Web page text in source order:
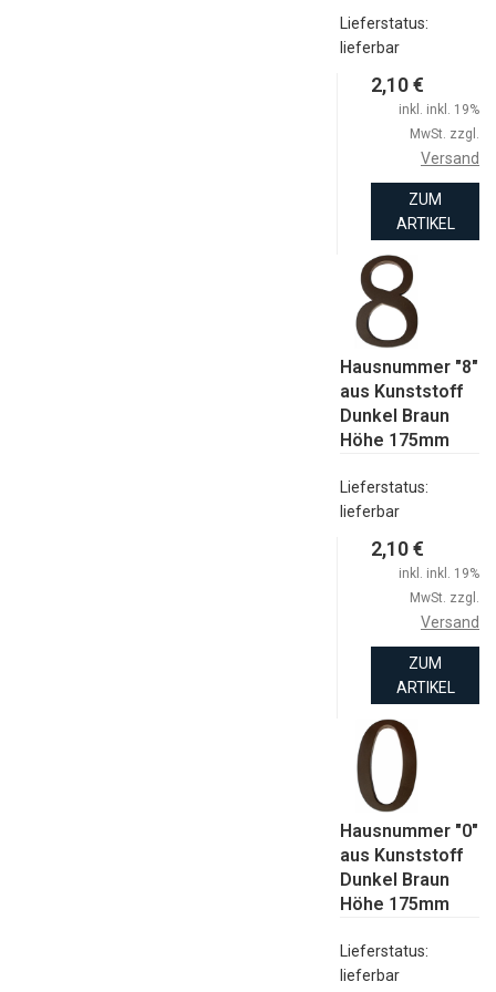
Lieferstatus:
lieferbar
2,10 €
inkl. inkl. 19%
MwSt. zzgl.
Versand
ZUM
ARTIKEL
Hausnummer "8"
aus Kunststoff
Dunkel Braun
Höhe 175mm
Lieferstatus:
lieferbar
2,10 €
inkl. inkl. 19%
MwSt. zzgl.
Versand
ZUM
ARTIKEL
Hausnummer "0"
aus Kunststoff
Dunkel Braun
Höhe 175mm
Lieferstatus:
lieferbar